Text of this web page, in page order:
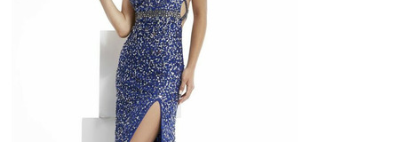
Vestidos de novia
Vestido de novia liquidación y venta
Vestidos de novia vendimia